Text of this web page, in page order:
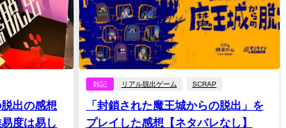
出の感想
度は易し
雑記 リアル脱出ゲーム SCRAP
「封鎖された魔王城からの脱出」を
プレイした感想【ネタバレなし】